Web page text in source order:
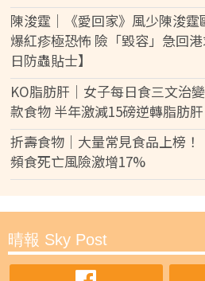
陳浚霆｜《愛回家》風少陳浚
爆紅疹極恐怖 險「毀容」急回
日防蟲貼士】
KO脂肪肝｜女子每日食三文治
款食物 半年激減15磅逆轉脂肪肝
折壽食物｜大量常見食品上榜
頻食死亡風險激增17%
晴報 Sky Post